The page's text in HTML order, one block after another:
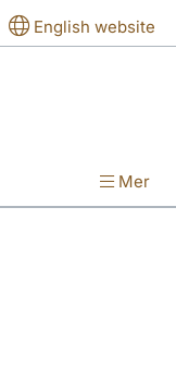
English website
Mer